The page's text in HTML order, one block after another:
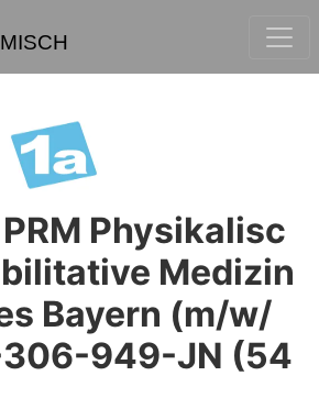
Physikalisc
Medizin
Bayern (m/w/
306-949-JN (54